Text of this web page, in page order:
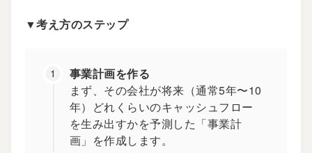
▼考え方のステップ
事業計画を作る
まず、その会社が将来（通常5年〜10
年）どれくらいのキャッシュフロー
を生み出すかを予測した「事業計
画」を作成します。